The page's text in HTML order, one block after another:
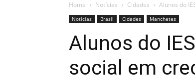
Home Notícias Cidades Alunos do
Notícias Brasil Cidades Manchetes
Alunos do
social em